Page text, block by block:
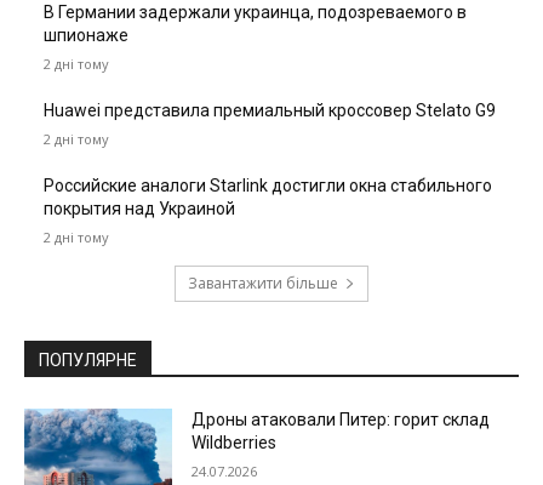
В Германии задержали украинца, подозреваемого в
шпионаже
2 дні тому
Huawei представила премиальный кроссовер Stelato G9
2 дні тому
Российские аналоги Starlink достигли окна стабильного
покрытия над Украиной
2 дні тому
Завантажити більше
ПОПУЛЯРНЕ
Дроны атаковали Питер: горит склад
Wildberries
24.07.2026